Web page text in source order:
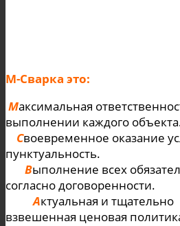
М-Cварка это:
Максимальная
выполнении каждого
Своевременное оказание
пунктуальность.
Выполнение всех
согласно договоренности.
Актуальная и тщательно
взвешенная ценовая